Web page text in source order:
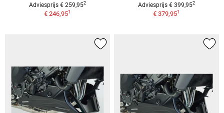
Adviesprijs € 259,952
€ 246,951
Adviesprijs € 399,952
€ 379,951